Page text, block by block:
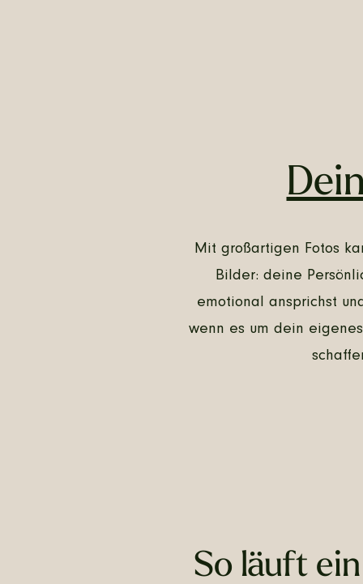
Mit großartigen Fotos
Bilder: deine
emotional ansprichst
wenn es um dein
So läuft